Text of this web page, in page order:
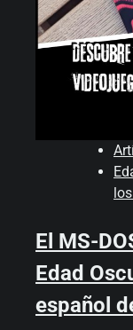
El MS-
Edad
español